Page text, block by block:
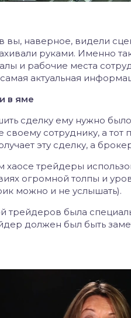
вы, наверное, видели
руками. Именно
и рабочие места
актуальная
в яме
сделку ему нужно
сотруднику, а
эту сделку, а
трейдеры
огромной толпы и
можно и не услышать).
трейдеров была
должен был быть